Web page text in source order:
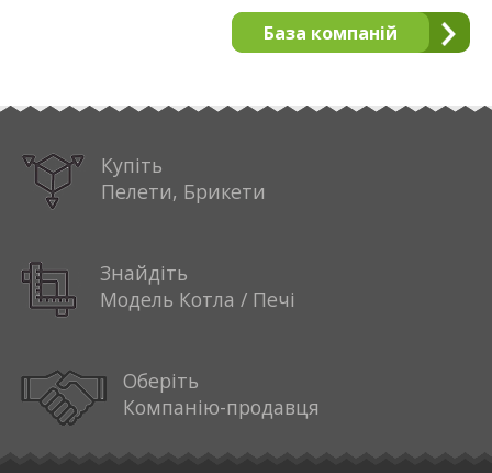
База компаній
Купіть
Пелети, Брикети
Знайдіть
Модель Котла / Печі
Оберіть
Компанію-продавця